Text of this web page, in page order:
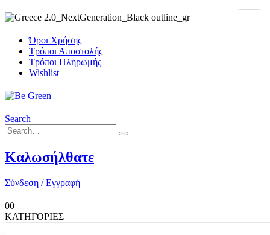
Όροι Χρήσης
Τρόποι Αποστολής
Τρόποι Πληρωμής
Wishlist
Search
Καλωσήλθατε
Σύνδεση / Εγγραφή
00
ΚΑΤΗΓΟΡΙΕΣ